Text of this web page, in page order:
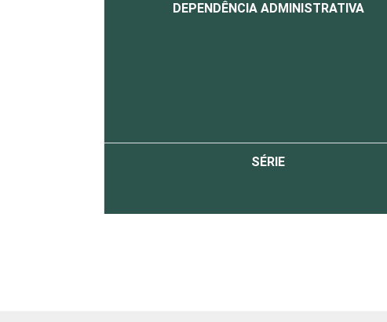
DEPENDÊNCIA ADMINISTRATIVA
SÉRIE